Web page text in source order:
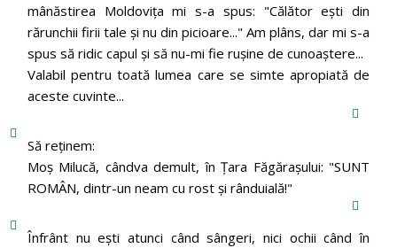
mânăstirea Moldoviţa mi s-a spus: "Călător eşti din
rărunchii firii tale şi nu din picioare..." Am plâns, dar mi s-a
spus să ridic capul şi să nu-mi fie ruşine de cunoaştere...
Valabil pentru toată lumea care se simte apropiată de
aceste cuvinte...
Să reținem:
Moș Milucă, cândva demult, în Ţara Făgăraşului: "SUNT
ROMÂN, dintr-un neam cu rost şi rânduială!"
Înfrânt nu ești atunci când sângeri, nici ochii când în